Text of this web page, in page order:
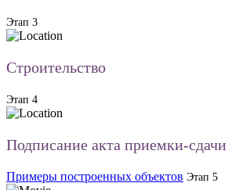
Этап 3
Строительство
Этап 4
Подписание акта приемки-сдачи
Примеры построенных объектов Этап 5